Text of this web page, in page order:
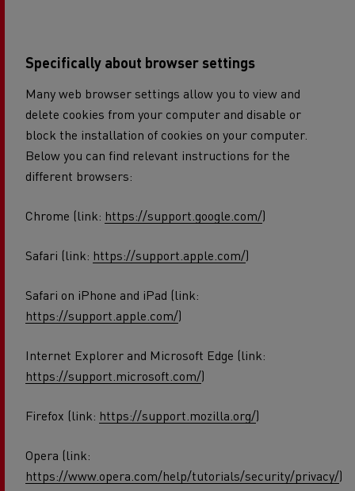
Specifically about browser settings
Many web browser settings allow you to view and
delete cookies from your computer and disable or
block the installation of cookies on your computer.
Below you can find relevant instructions for the
different browsers:
Chrome (link: https://support.google.com/)
Safari (link: https://support.apple.com/)
Safari on iPhone and iPad (link:
https://support.apple.com/)
Internet Explorer and Microsoft Edge (link:
https://support.microsoft.com/)
Firefox (link: https://support.mozilla.org/)
Opera (link:
https://www.opera.com/help/tutorials/security/privacy/)